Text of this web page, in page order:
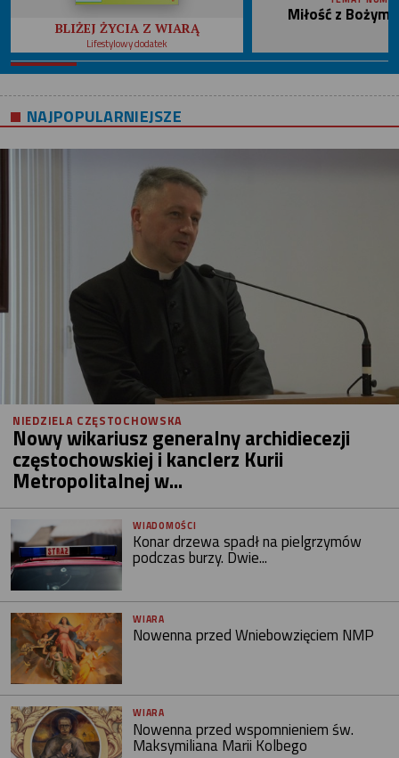
BLIŻEJ ŻYCIA Z WIARĄ
Lifestylowy dodatek
Miłość z
NAJPOPULARNIEJSZE
NIEDZIELA CZĘSTOCHOWSKA
Nowy wikariusz generalny archidiecezji
częstochowskiej i kanclerz Kurii
Metropolitalnej w...
WIADOMOŚCI
Konar drzewa spadł na pielgrzymów
podczas burzy. Dwie...
WIARA
Nowenna przed Wniebowzięciem NMP
WIARA
Nowenna przed wspomnieniem św.
Maksymiliana Marii Kolbego